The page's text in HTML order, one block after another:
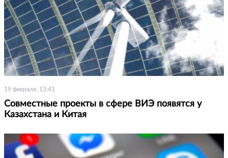
19 февраля, 13:41
Совместные проекты в сфере ВИЭ появятся у
Казахстана и Китая